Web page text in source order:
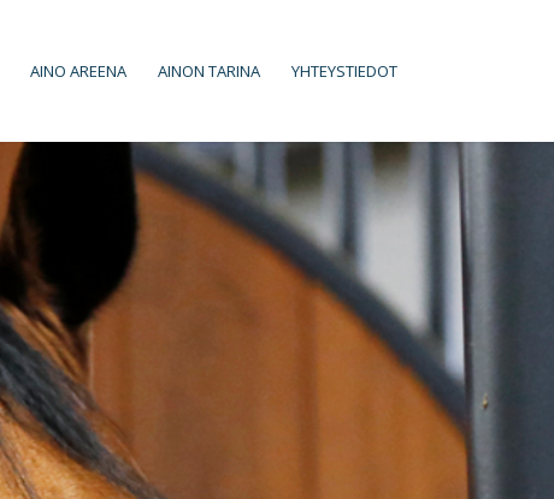
AINO AREENA AINON TARINA YHTEYSTIEDOT